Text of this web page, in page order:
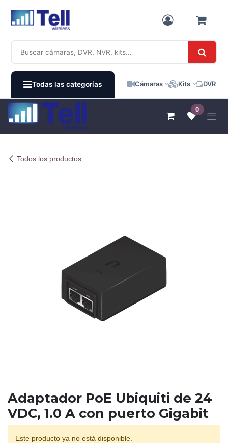
Todas las categorías Cámaras Kits DVR /
0
Todos los productos
Adaptador PoE Ubiquiti de 24
VDC, 1.0 A con puerto Gigabit
Este producto ya no está disponible.